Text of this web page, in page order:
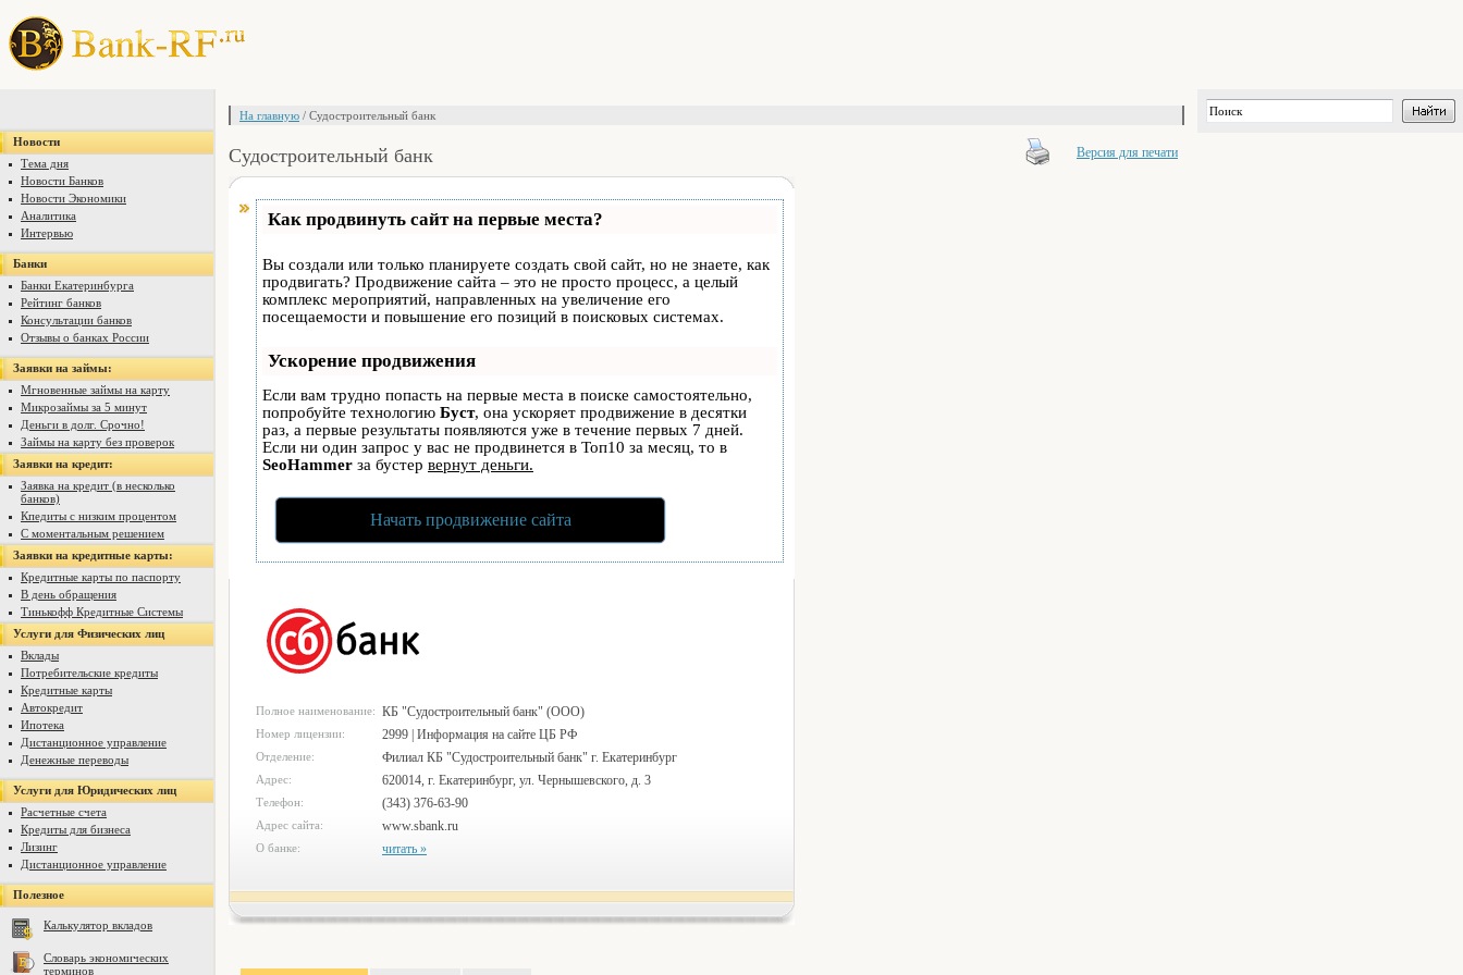
Новости
Тема дня
Новости Банков
Новости Экономики
Аналитика
Интервью
Банки
Банки Екатеринбурга
Рейтинг банков
Консультации банков
Отзывы о банках России
Заявки на займы:
Мгновенные займы на карту
Микрозаймы за 5 минут
Деньги в долг. Срочно!
Займы на карту без проверок
Заявки на кредит:
Заявка на кредит (в несколько
банков)
Кпедиты с низким процентом
С моментальным решением
Заявки на кредитные карты:
Кредитные карты по паспорту
В день обращения
Тинькофф Кредитные Системы
Услуги для Физических лиц
Вклады
Потребительские кредиты
Кредитные карты
Автокредит
Ипотека
Дистанционное управление
Денежные переводы
Услуги для Юридических лиц
Расчетные счета
Кредиты для бизнеса
Лизинг
Дистанционное управление
Полезное
Калькулятор вкладов
Словарь экономических
терминов
На главную / Судостроительный банк
Версия для печати
Судостроительный банк
Как продвинуть сайт на первые места?
Вы создали или только планируете создать свой сайт, но не знаете, как
продвигать? Продвижение сайта – это не просто процесс, а целый
комплекс мероприятий, направленных на увеличение его
посещаемости и повышение его позиций в поисковых системах.
Ускорение продвижения
Если вам трудно попасть на первые места в поиске самостоятельно,
попробуйте технологию Буст, она ускоряет продвижение в десятки
раз, а первые результаты появляются уже в течение первых 7 дней.
Если ни один запрос у вас не продвинется в Топ10 за месяц, то в
SeoHammer за бустер вернут деньги.
Начать продвижение сайта
Полное наименование: КБ "Судостроительный банк" (ООО)
Номер лицензии: 2999 | Информация на сайте ЦБ РФ
Отделение: Филиал КБ "Судостроительный банк" г. Екатеринбург
Адрес: 620014, г. Екатеринбург, ул. Чернышевского, д. 3
Телефон: (343) 376-63-90
Адрес сайта: www.sbank.ru
О банке: читать »